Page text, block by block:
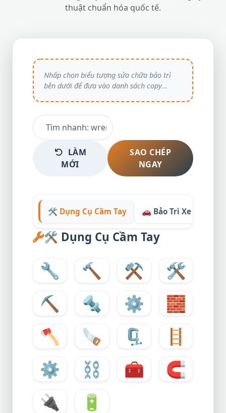
thuật chuẩn hóa quốc tế.
LÀM
MỚI
SAO CHÉP
NGAY
🛠️ Dụng Cụ Cầm Tay 🚗 Bảo Trì Xe Cộ
🛠️ Dụng Cụ Cầm Tay
🔧 🔨 ⚒️
🛠️
⛏️
🔩 ⚙️
🧱
🪓
🪚 🗜️
🪜
⚙
⛓️ 🧰
🧲
🔌
🔋